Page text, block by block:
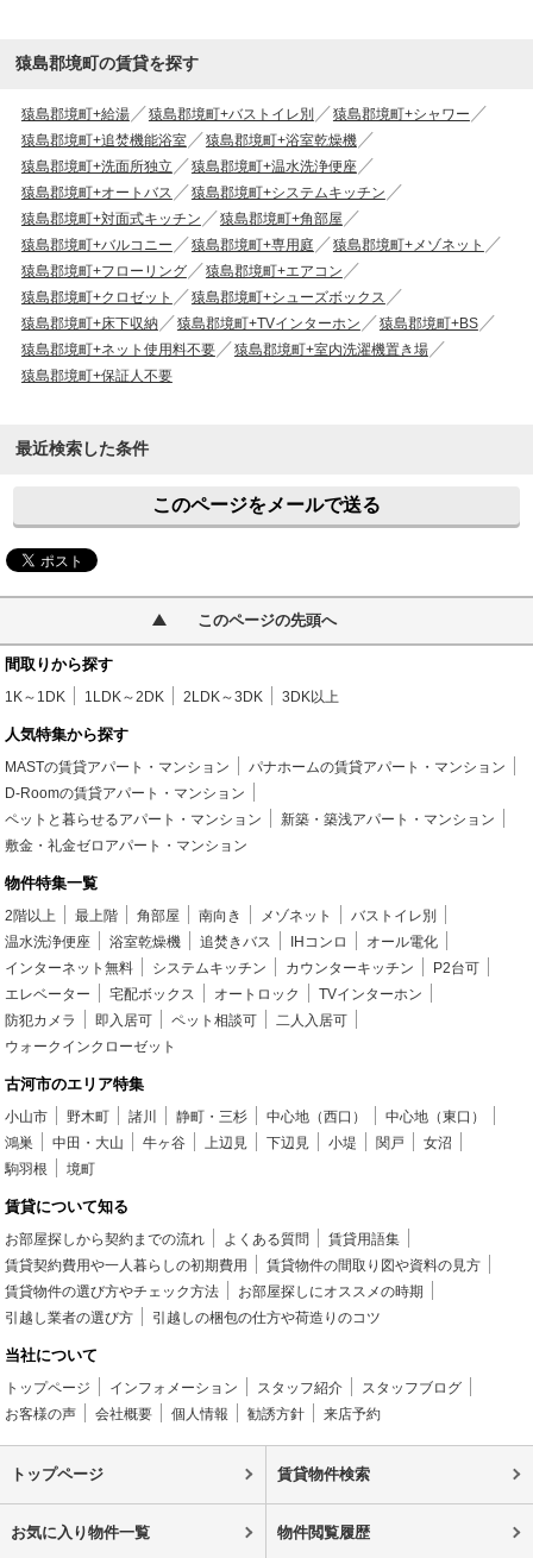
猿島郡境町の賃貸を探す
猿島郡境町+給湯 猿島郡境町+バストイレ別
猿島郡境町+シャワー
猿島郡境町+追焚機能浴室
猿島郡境町+浴室乾燥機
猿島郡境町+洗面所独立
猿島郡境町+温水洗浄便座
猿島郡境町+オートバス
猿島郡境町+システムキッチン
猿島郡境町+対面式キッチン
猿島郡境町+角部屋
猿島郡境町+バルコニー
猿島郡境町+専用庭
猿島郡境町+メゾネット
猿島郡境町+フローリング
猿島郡境町+エアコン
猿島郡境町+クロゼット
猿島郡境町+シューズボックス
猿島郡境町+床下収納
猿島郡境町+TVインターホン
猿島郡境町+BS
猿島郡境町+ネット使用料不要
猿島郡境町+室内洗濯機置き場
猿島郡境町+保証人不要
最近検索した条件
このページをメールで送る
このページの先頭へ
間取りから探す
1K～1DK 1LDK～2DK 2LDK～3DK 3DK以上
人気特集から探す
MASTの賃貸アパート・マンション
パナホームの賃貸アパート・マンション
D-Roomの賃貸アパート・マンション
ペットと暮らせるアパート・マンション
新築・築浅アパート・マンション
敷金・礼金ゼロアパート・マンション
物件特集一覧
2階以上 最上階 角部屋 南向き メゾネット
バストイレ別
温水洗浄便座
浴室乾燥機 追焚きバス IHコンロ
オール電化
インターネット無料
システムキッチン カウンターキッチン
P2台可
エレベーター
宅配ボックス オートロック
TVインターホン
防犯カメラ
即入居可 ペット相談可
二人入居可
ウォークインクローゼット
古河市のエリア特集
小山市 野木町 諸川 静町・三杉 中心地（西口）
中心地（東口）
鴻巣
中田・大山 牛ヶ谷 上辺見 下辺見 小堤 関戸
女沼
駒羽根
境町
賃貸について知る
お部屋探しから契約までの流れ よくある質問
賃貸用語集
賃貸契約費用や一人暮らしの初期費用
賃貸物件の間取り図や資料の見方
賃貸物件の選び方やチェック方法
お部屋探しにオススメの時期
引越し業者の選び方
引越しの梱包の仕方や荷造りのコツ
当社について
トップページ インフォメーション スタッフ紹介
スタッフブログ
お客様の声
会社概要 個人情報 勧誘方針 来店予約
トップページ 賃貸物件検索
お気に入り物件一覧 物件閲覧履歴